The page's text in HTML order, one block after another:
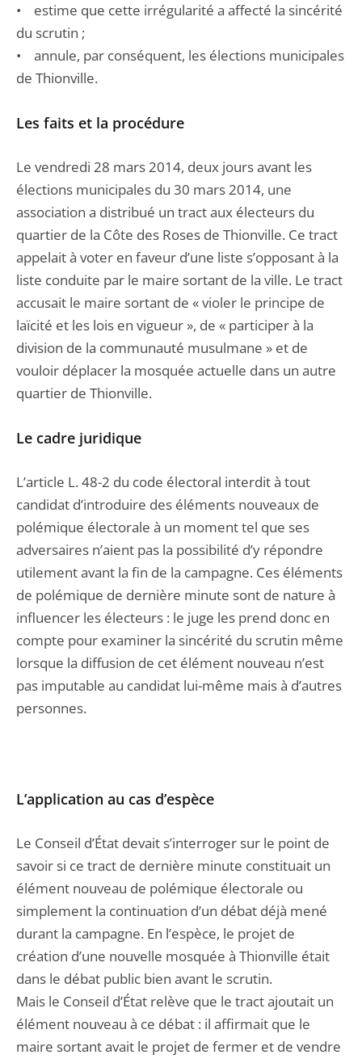
• estime que cette irrégularité a affecté la sincérité
du scrutin ;
• annule, par conséquent, les élections municipales
de Thionville.
Les faits et la procédure
Le vendredi 28 mars 2014, deux jours avant les
élections municipales du 30 mars 2014, une
association a distribué un tract aux électeurs du
quartier de la Côte des Roses de Thionville. Ce tract
appelait à voter en faveur d’une liste s’opposant à la
liste conduite par le maire sortant de la ville. Le tract
accusait le maire sortant de « violer le principe de
laïcité et les lois en vigueur », de « participer à la
division de la communauté musulmane » et de
vouloir déplacer la mosquée actuelle dans un autre
quartier de Thionville.
Le cadre juridique
L’article L. 48-2 du code électoral interdit à tout
candidat d’introduire des éléments nouveaux de
polémique électorale à un moment tel que ses
adversaires n’aient pas la possibilité d’y répondre
utilement avant la fin de la campagne. Ces éléments
de polémique de dernière minute sont de nature à
influencer les électeurs : le juge les prend donc en
compte pour examiner la sincérité du scrutin même
lorsque la diffusion de cet élément nouveau n’est
pas imputable au candidat lui-même mais à d’autres
personnes.
L’application au cas d’espèce
Le Conseil d’État devait s’interroger sur le point de
savoir si ce tract de dernière minute constituait un
élément nouveau de polémique électorale ou
simplement la continuation d’un débat déjà mené
durant la campagne. En l’espèce, le projet de
création d’une nouvelle mosquée à Thionville était
dans le débat public bien avant le scrutin.
Mais le Conseil d’État relève que le tract ajoutait un
élément nouveau à ce débat : il affirmait que le
maire sortant avait le projet de fermer et de vendre